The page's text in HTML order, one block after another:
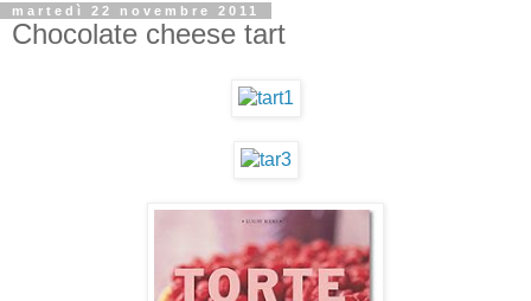
martedì 22 novembre 2011
Chocolate cheese tart